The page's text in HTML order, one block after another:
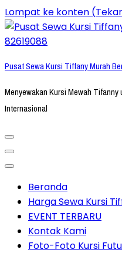
Lompat ke konten
Pusat Sewa Kursi Tiffany Murah
Menyewakan Kursi Mewah
Internasional
Beranda
Harga Sewa Kursi
EVENT TERBARU
Kontak Kami
Foto-Foto Kursi